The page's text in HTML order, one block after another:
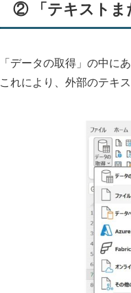
② 「テキストま
「データの取得」の中に
これにより、外部のテキ